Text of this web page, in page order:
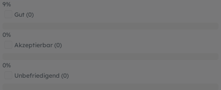
9%
Gut (0)
0%
Akzeptierbar (0)
0%
Unbefriedigend (0)